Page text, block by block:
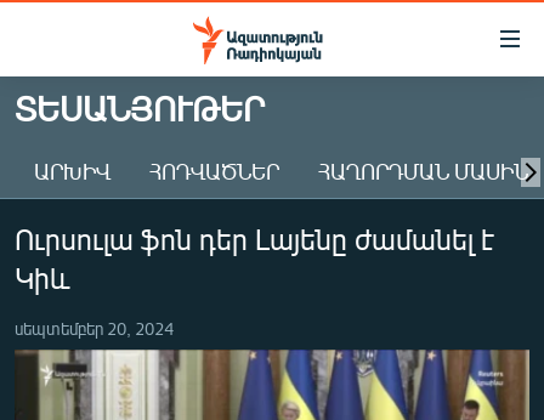
Մատչելիության
Անցնել
հիմնական
Անցնել
հիմնական
մենյուին
Որոնում
ԱԶԱՏՈՒԹՅՈՒՆ TV
ՀԱՅԱՍՏԱՆ
ԸՆՏՐՈՒԹՅՈՒՆՆԵՐ 2026
ԻՐԱՎՈՒՆՔ
ՀԱՍԱՐԱԿՈՒԹՅՈՒՆ
ՏՆՏԵՍՈՒԹՅՈՒՆ
ՏԵՍԱՆՅՈՒԹԵՐ
ԱՐԽԻՎ ՀՈԴՎԱԾՆԵՐ ՀԱՂՈՐԴՄԱՆ ՄԱՍԻՆ
Ուրսուլա ֆոն դեր Լայենը ժամանել է
Կիև
սեպտեմբեր 20, 2024